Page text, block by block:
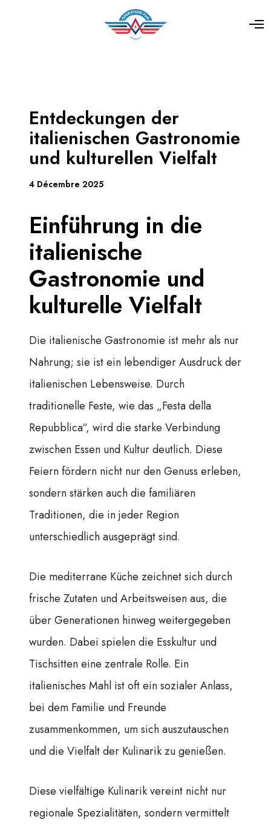
Entdeckungen der
italienischen Gastronomie
und kulturellen Vielfalt
4 Décembre 2025
Einführung in die
italienische
Gastronomie und
kulturelle Vielfalt
Die italienische Gastronomie ist mehr als nur
Nahrung; sie ist ein lebendiger Ausdruck der
italienischen Lebensweise. Durch
traditionelle Feste, wie das „Festa della
Repubblica“, wird die starke Verbindung
zwischen Essen und Kultur deutlich. Diese
Feiern fördern nicht nur den Genuss erleben,
sondern stärken auch die familiären
Traditionen, die in jeder Region
unterschiedlich ausgeprägt sind.
Die mediterrane Küche zeichnet sich durch
frische Zutaten und Arbeitsweisen aus, die
über Generationen hinweg weitergegeben
wurden. Dabei spielen die Esskultur und
Tischsitten eine zentrale Rolle. Ein
italienisches Mahl ist oft ein sozialer Anlass,
bei dem Familie und Freunde
zusammenkommen, um sich auszutauschen
und die Vielfalt der Kulinarik zu genießen.
Diese vielfältige Kulinarik vereint nicht nur
regionale Spezialitäten, sondern vermittelt